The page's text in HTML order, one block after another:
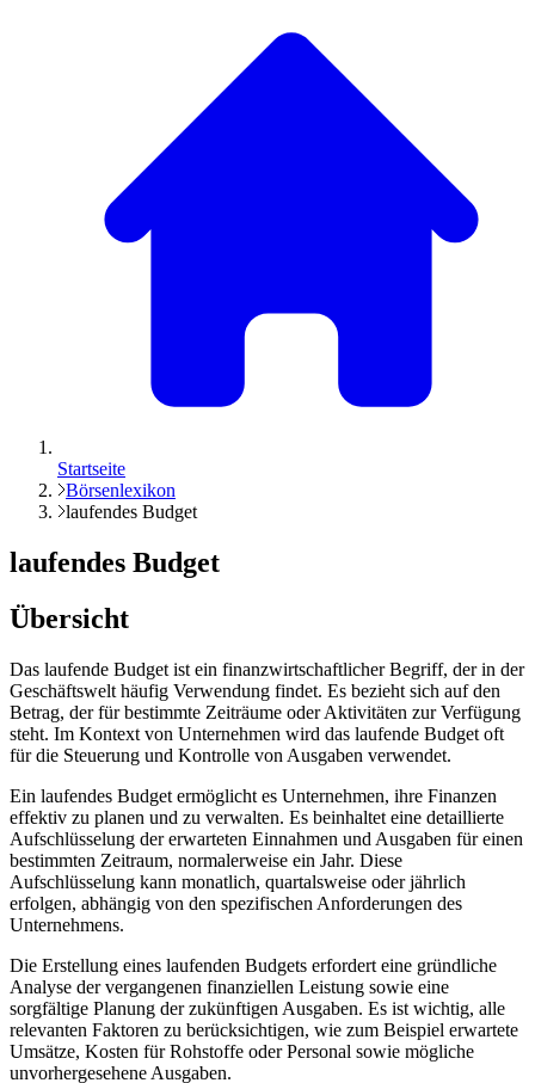
Startseite
Börsenlexikon
laufendes Budget
laufendes Budget
Übersicht
Das laufende Budget ist ein finanzwirtschaftlicher Begriff, der in der
Geschäftswelt häufig Verwendung findet. Es bezieht sich auf den
Betrag, der für bestimmte Zeiträume oder Aktivitäten zur Verfügung
steht. Im Kontext von Unternehmen wird das laufende Budget oft
für die Steuerung und Kontrolle von Ausgaben verwendet.
Ein laufendes Budget ermöglicht es Unternehmen, ihre Finanzen
effektiv zu planen und zu verwalten. Es beinhaltet eine detaillierte
Aufschlüsselung der erwarteten Einnahmen und Ausgaben für einen
bestimmten Zeitraum, normalerweise ein Jahr. Diese
Aufschlüsselung kann monatlich, quartalsweise oder jährlich
erfolgen, abhängig von den spezifischen Anforderungen des
Unternehmens.
Die Erstellung eines laufenden Budgets erfordert eine gründliche
Analyse der vergangenen finanziellen Leistung sowie eine
sorgfältige Planung der zukünftigen Ausgaben. Es ist wichtig, alle
relevanten Faktoren zu berücksichtigen, wie zum Beispiel erwartete
Umsätze, Kosten für Rohstoffe oder Personal sowie mögliche
unvorhergesehene Ausgaben.